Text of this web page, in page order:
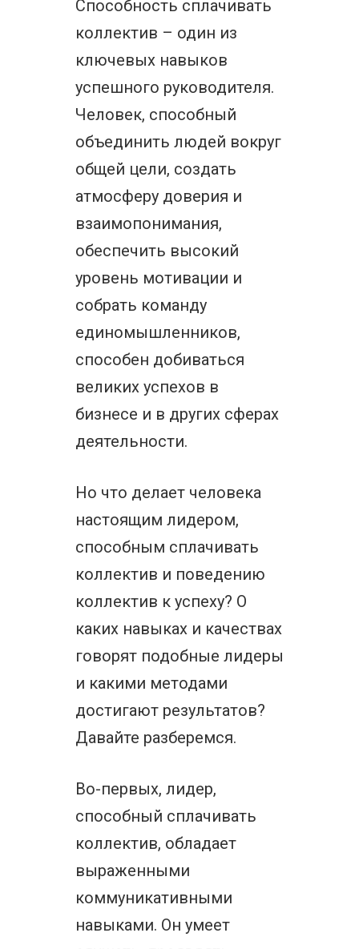
Способность сплачивать
коллектив – один из
ключевых навыков
успешного руководителя.
Человек, способный
объединить людей вокруг
общей цели, создать
атмосферу доверия и
взаимопонимания,
обеспечить высокий
уровень мотивации и
собрать команду
единомышленников,
способен добиваться
великих успехов в
бизнесе и в других сферах
деятельности.
Но что делает человека
настоящим лидером,
способным сплачивать
коллектив и поведению
коллектив к успеху? О
каких навыках и качествах
говорят подобные лидеры
и какими методами
достигают результатов?
Давайте разберемся.
Во-первых, лидер,
способный сплачивать
коллектив, обладает
выраженными
коммуникативными
навыками. Он умеет